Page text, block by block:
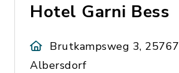
Hotel Garni Bess
Brutkampsweg 3, 25767
Albersdorf